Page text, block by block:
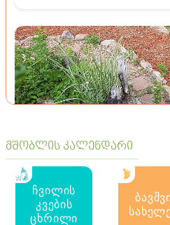
ტენდენციები
რით შეიძლება ჩაანაცვლოთ
ფილები აგარაკზე
მშობლის კალენდარი
ჩვილის
კვების
ცხრილი